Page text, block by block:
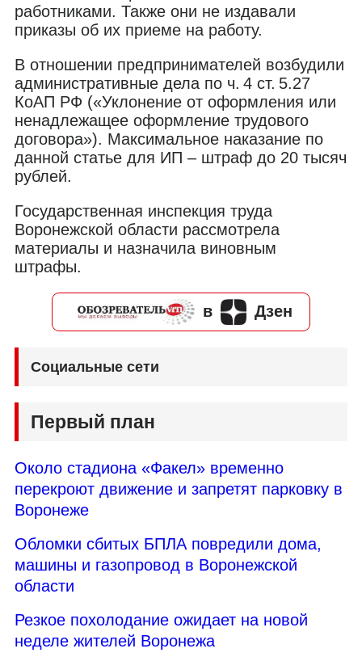
работниками. Также они не издавали
приказы об их приеме на работу.
В отношении предпринимателей возбудили
административные дела по ч. 4 ст. 5.27
КоАП РФ («Уклонение от оформления или
ненадлежащее оформление трудового
договора»). Максимальное наказание по
данной статье для ИП – штраф до 20 тысяч
рублей.
Государственная инспекция труда
Воронежской области рассмотрела
материалы и назначила виновным
штрафы.
в Дзен
Социальные сети
Первый план
Около стадиона «Факел» временно
перекроют движение и запретят парковку в
Воронеже
Обломки сбитых БПЛА повредили дома,
машины и газопровод в Воронежской
области
Резкое похолодание ожидает на новой
неделе жителей Воронежа